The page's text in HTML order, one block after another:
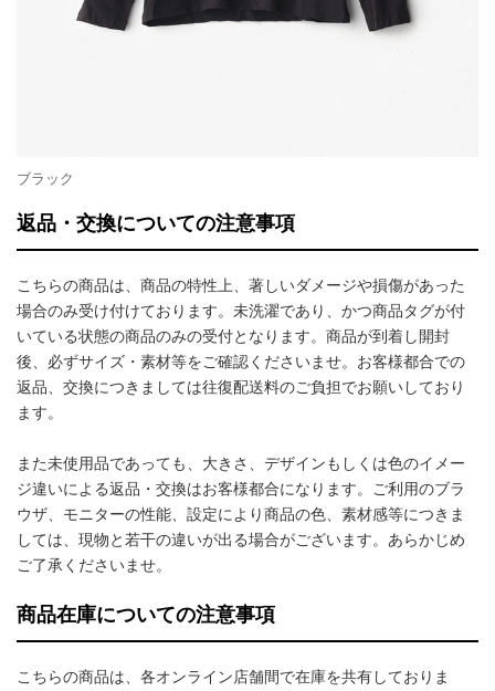
ブラック
返品・交換についての注意事項
こちらの商品は、商品の特性上、著しいダメージや損傷があった
場合のみ受け付けております。未洗濯であり、かつ商品タグが付
いている状態の商品のみの受付となります。商品が到着し開封
後、必ずサイズ・素材等をご確認くださいませ。お客様都合での
返品、交換につきましては往復配送料のご負担でお願いしており
ます。
また未使用品であっても、大きさ、デザインもしくは色のイメー
ジ違いによる返品・交換はお客様都合になります。ご利用のブラ
ウザ、モニターの性能、設定により商品の色、素材感等につきま
しては、現物と若干の違いが出る場合がございます。あらかじめ
ご了承くださいませ。
商品在庫についての注意事項
こちらの商品は、各オンライン店舗間で在庫を共有しておりま